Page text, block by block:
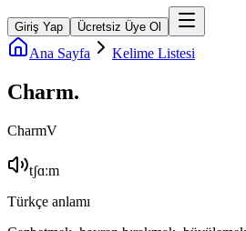
Giriş Yap Ücretsiz Üye Ol
Ana Sayfa Kelime Listesi
Charm.
CharmV
tʃɑːm
Türkçe anlamı